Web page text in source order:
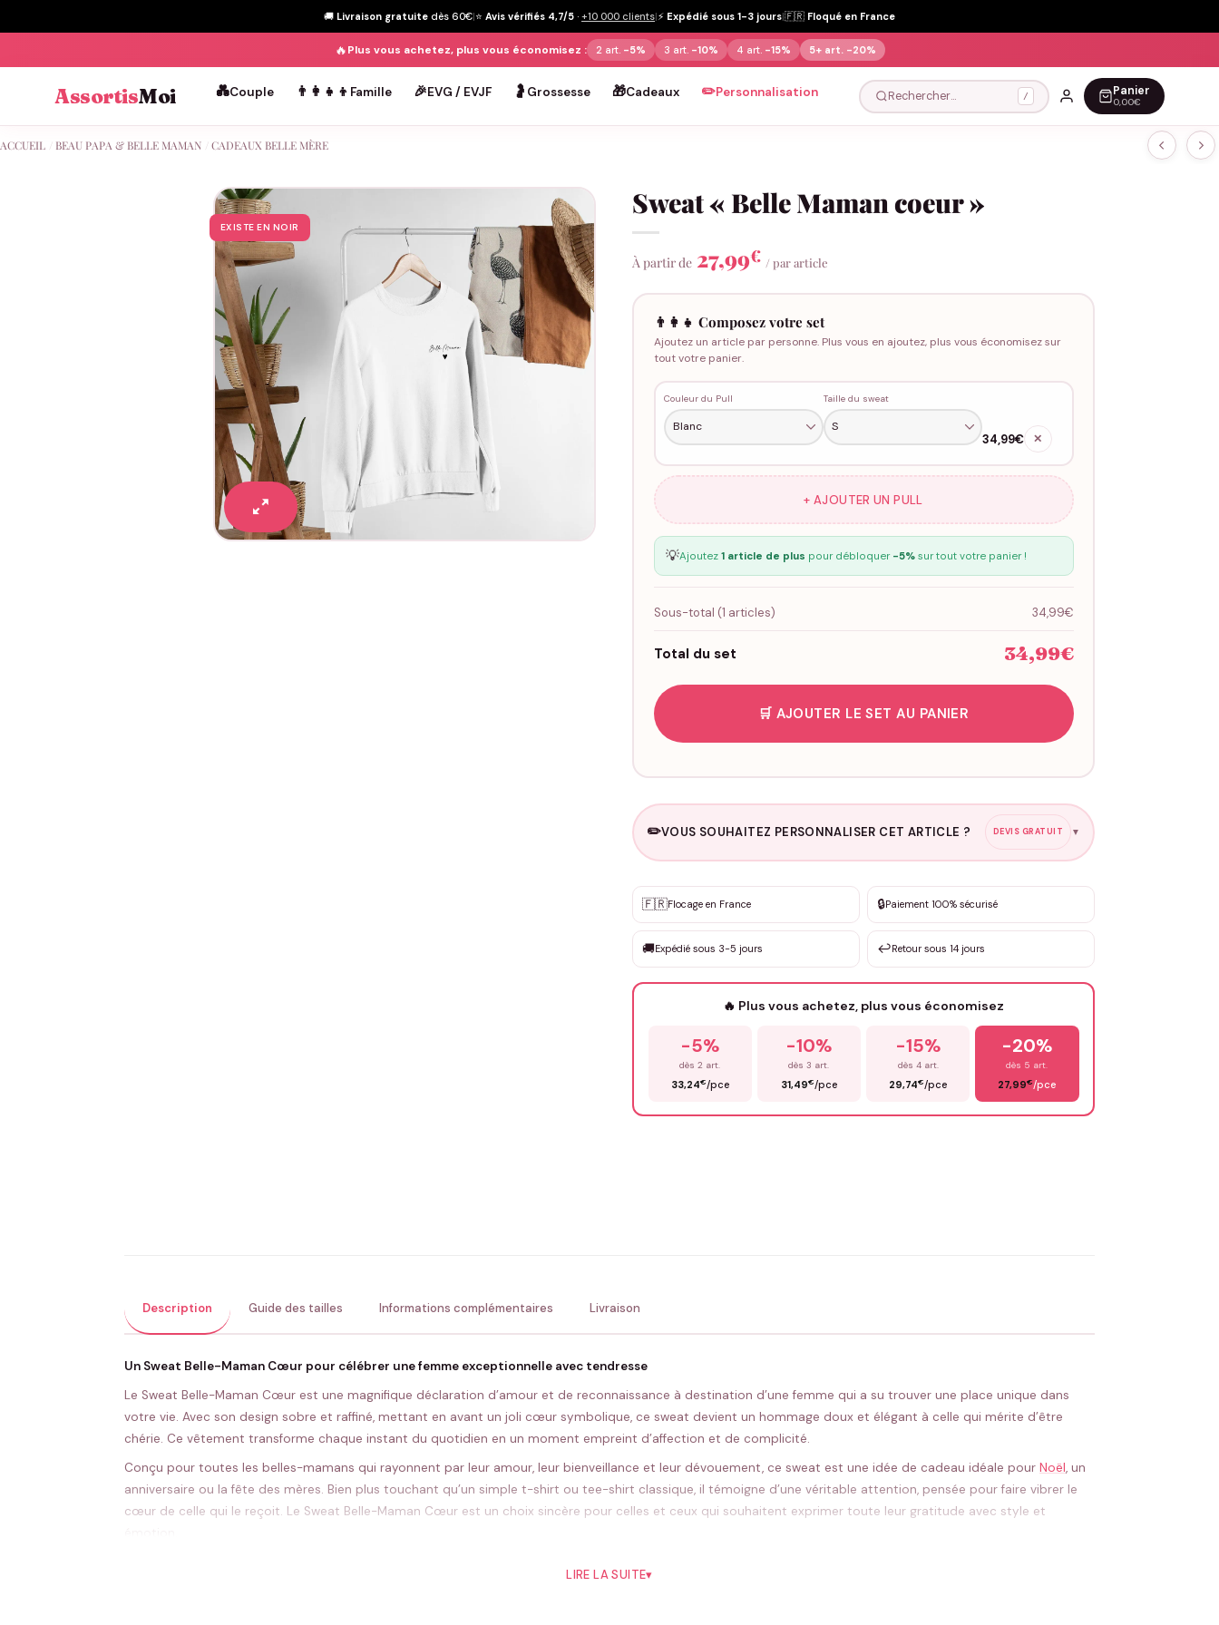
🚚 Livraison gratuite dès 60€|⭐ Avis vérifiés 4,7/5 · +10 000 clients|⚡ Expédié sous 1-3 jours|🇫🇷 Floqué en France
🔥Plus vous achetez, plus vous économisez : 2 art. -5% 3 art. -10% 4 art. -15% 5+ art. -20%
AssortisMoi 💑Couple 👨‍👩‍👧‍👦 Famille 🎉EVG / EVJF 🤰 Grossesse 🎁Cadeaux ✏️Personnalisation Rechercher… / Panier
0,00€
ACCUEIL BEAU PAPA & BELLE MAMAN CADEAUX BELLE MÈRE
EXISTE EN NOIR
Sweat « Belle Maman coeur »
À partir de 27,99€ / par article
👨‍👩‍👧 Composez votre set
Ajoutez un article par personne. Plus vous en ajoutez, plus vous économisez sur
tout votre panier.
Couleur du Pull Taille du sweat
34,99€ ✕
+ AJOUTER UN PULL
💡Ajoutez 1 article de plus pour débloquer -5%sur tout votre panier !
Sous-total (1 articles) 34,99€
Total du set 34,99€
🛒 AJOUTER LE SET AU PANIER
✏️VOUS SOUHAITEZ PERSONNALISER CET ARTICLE ? DEVIS GRATUIT ▼
✨ Personnalisation sur mesure
DEVIS GRATUIT · Personnalisation de 3 à 10€ selon la demande
Que souhaitez-vous ?
🇫🇷Flocage en France 🔒Paiement 100% sécurisé
🚚Expédié sous 3-5 jours ↩️Retour sous 14 jours
🔥 Plus vous achetez, plus vous économisez
-5%
dès 2 art.
33,24€/pce
-10%
dès 3 art.
31,49€/pce
-15%
dès 4 art.
29,74€/pce
-20%
dès 5 art.
27,99€/pce
Description Guide des tailles Informations complémentaires Livraison
Un Sweat Belle-Maman Cœur pour célébrer une femme exceptionnelle avec tendresse
Le Sweat Belle-Maman Cœur est une magnifique déclaration d’amour et de reconnaissance à destination d’une femme qui a su trouver une place unique dans
votre vie. Avec son design sobre et raffiné, mettant en avant un joli cœur symbolique, ce sweat devient un hommage doux et élégant à celle qui mérite d’être
chérie. Ce vêtement transforme chaque instant du quotidien en un moment empreint d’affection et de complicité.
Conçu pour toutes les belles-mamans qui rayonnent par leur amour, leur bienveillance et leur dévouement, ce sweat est une idée de cadeau idéale pour Noël, un
anniversaire ou la fête des mères. Bien plus touchant qu’un simple t-shirt ou tee-shirt classique, il témoigne d’une véritable attention, pensée pour faire vibrer le
cœur de celle qui le reçoit. Le Sweat Belle-Maman Cœur est un choix sincère pour celles et ceux qui souhaitent exprimer toute leur gratitude avec style et
, et offrez un souvenir collectif qui marquera les esprits à jamais. Offrir ce sweat, c’est aussi
LIRE LA SUITE▾